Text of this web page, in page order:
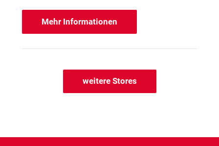
Mehr Informationen
weitere Stores